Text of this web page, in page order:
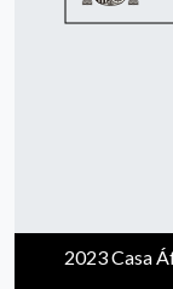
2023 Casa